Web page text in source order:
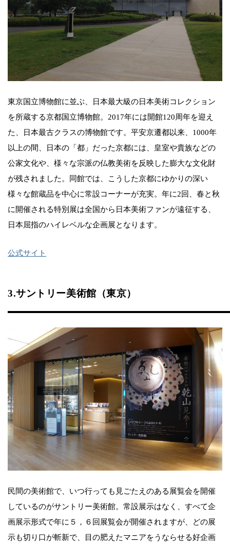
東京国立博物館に並ぶ、日本最大級の日本美術コレクション
を所蔵する京都国立博物館。2017年には開館120周年を迎え
た、日本最古クラスの博物館です。平安京遷都以来、1000年
以上の間、日本の「都」だった京都には、皇室や貴族などの
公家文化や、様々な宗派の仏教美術を反映した膨大な文化財
が残されました。同館では、こうした京都にゆかりの深い
様々な館蔵品を中心に常設コーナーが充実。年に2回、春と秋
に開催される特別展は全国から日本美術ファンが遠征する、
日本屈指のハイレベルな企画展となります。
公式サイト
3.サントリー美術館（東京）
民間の美術館で、いつ行っても見ごたえのある展覧会を開催
しているのがサントリー美術館。常設展示はなく、すべて企
画展示形式で年に５，６回展覧会が開催されますが、どの展
示も切り口が斬新で、目の肥えたマニアをうならせる好企画